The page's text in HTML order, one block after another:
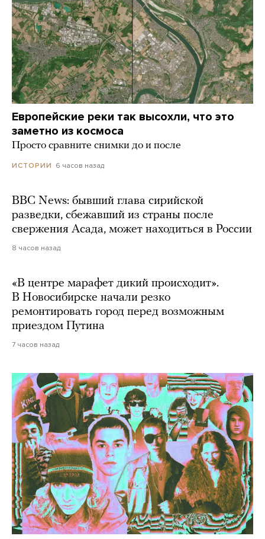
Европейские реки так высохли, что это
заметно из космоса
Просто сравните снимки до и после
ИСТОРИИ 6 часов назад
BBC News: бывший глава сирийской
разведки, сбежавший из страны после
свержения Асада, может находиться в России
8 часов назад
«В центре марафет дикий происходит».
В Новосибирске начали резко
ремонтировать город перед возможным
приездом Путина
7 часов назад